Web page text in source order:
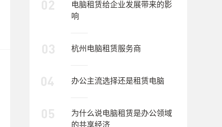
电脑租赁给企业发展带来的影
响
杭州电脑租赁服务商
办公主流选择还是租赁电脑
为什么说电脑租赁是办公领域
的共享经济